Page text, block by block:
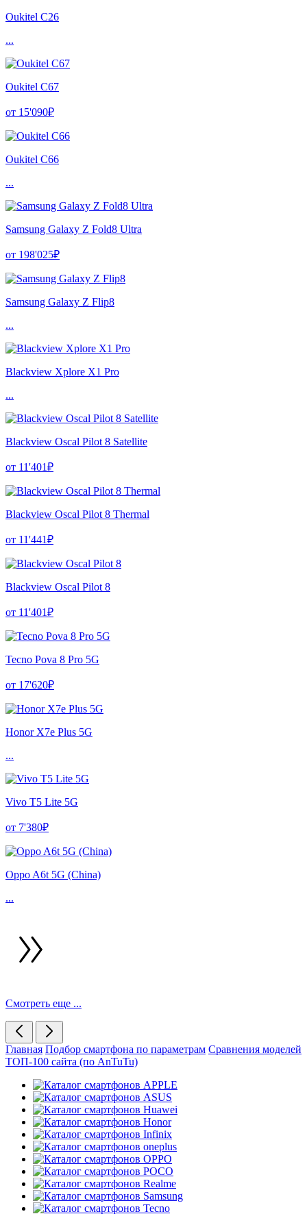
Oukitel C26
...
Oukitel C67
от 15'090₽
Oukitel C66
...
Samsung Galaxy Z Fold8 Ultra
от 198'025₽
Samsung Galaxy Z Flip8
...
Blackview Xplore X1 Pro
...
Blackview Oscal Pilot 8 Satellite
от 11'401₽
Blackview Oscal Pilot 8 Thermal
от 11'441₽
Blackview Oscal Pilot 8
от 11'401₽
Tecno Pova 8 Pro 5G
от 17'620₽
Honor X7e Plus 5G
...
Vivo T5 Lite 5G
от 7'380₽
Oppo A6t 5G (China)
...
Смотреть еще ...
Главная Подбор смартфона по параметрам Сравнения моделей
ТОП-100 сайта (по AnTuTu)